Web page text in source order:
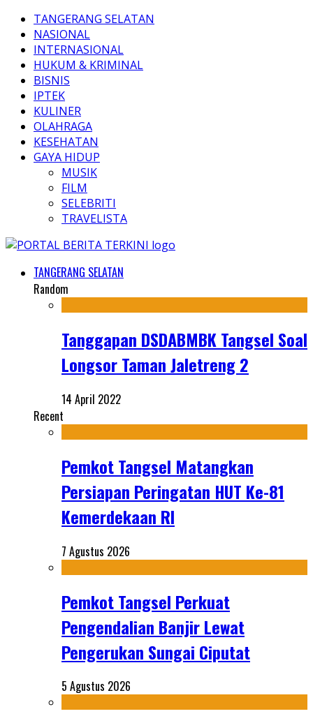
TANGERANG SELATAN
NASIONAL
INTERNASIONAL
HUKUM & KRIMINAL
BISNIS
IPTEK
KULINER
OLAHRAGA
KESEHATAN
GAYA HIDUP
MUSIK
FILM
SELEBRITI
TRAVELISTA
TANGERANG SELATAN
Random
Tanggapan DSDABMBK Tangsel Soal
Longsor Taman Jaletreng 2
14 April 2022
Recent
Pemkot Tangsel Matangkan
Persiapan Peringatan HUT Ke-81
Kemerdekaan RI
7 Agustus 2026
Pemkot Tangsel Perkuat
Pengendalian Banjir Lewat
Pengerukan Sungai Ciputat
5 Agustus 2026